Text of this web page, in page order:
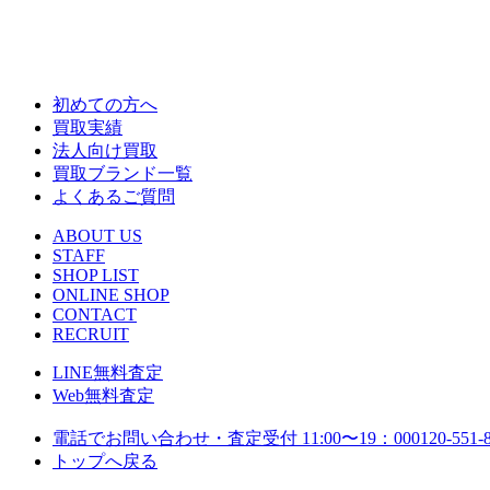
初めての方へ
買取実績
法人向け買取
買取ブランド一覧
よくあるご質問
ABOUT US
STAFF
SHOP LIST
ONLINE SHOP
CONTACT
RECRUIT
LINE無料査定
Web無料査定
電話でお問い合わせ・査定受付 11:00〜19：000120-551-
トップへ戻る